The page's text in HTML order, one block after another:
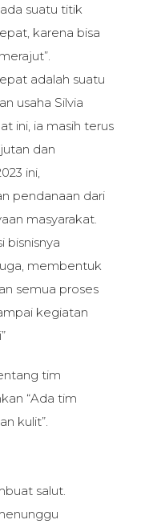
suatu titik
karena bisa
adalah suatu
usaha Silvia
ini, ia masih terus
dan
ini,
pendanaan dari
masyarakat.
bisnisnya
membentuk
semua proses
kegiatan
tim
“Ada tim
kulit”.
salut.